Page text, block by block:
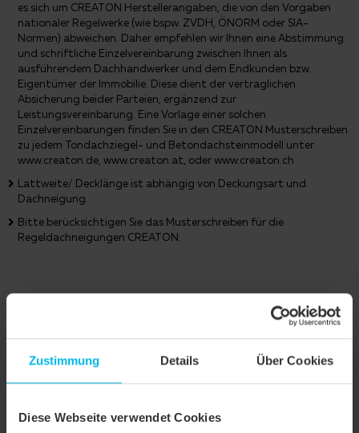
Zustimmung Details Über Cookies
Diese Webseite verwendet Cookies
es sich um CREATON Herstellerangaben, die von den Vorgaben
nationaler Regelwerke (wie bspw. ZVDH, ÖNORM oder SIA-
Normen) abweichen. Daher empfehlen wir Ihnen eine Abstimmung
und schriftliche Einzelvereinbarung zwischen Ihnen als
ausführendem Dachhandwerker und dem Endkunden bzw.
Eigentümer der Immobilie. Diese dient der vertraglichen
Absicherung beider Parteien, ergänzend zur
Leistungsvereinbarung. Eine Vorlage einer solchen
Einzelvereinbarungen finden Sie in den CREATON Musterschreiben
zu jedem Tondachziegel- und Betondachsteinmodell unter
www.creaton.de, www.creaton.at, oder www.creaton.ch
Lattweite/ Decklänge ist abhängig von Deckungsart und
Dachneigung.
Bitte berücksichtigen Sie das Musterschreiben für die
Regeldachneigungen CREATON.